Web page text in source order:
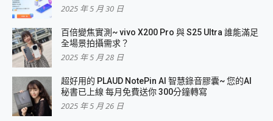
2025 年 5 月 30 日
百倍變焦實測~ vivo X200 Pro 與 S25 Ultra 誰能滿足
全場景拍攝需求？
2025 年 5 月 28 日
超好用的 PLAUD NotePin AI 智慧錄音膠囊~ 您的AI
秘書已上線 每月免費送你 300分鐘轉寫
2025 年 5 月 26 日